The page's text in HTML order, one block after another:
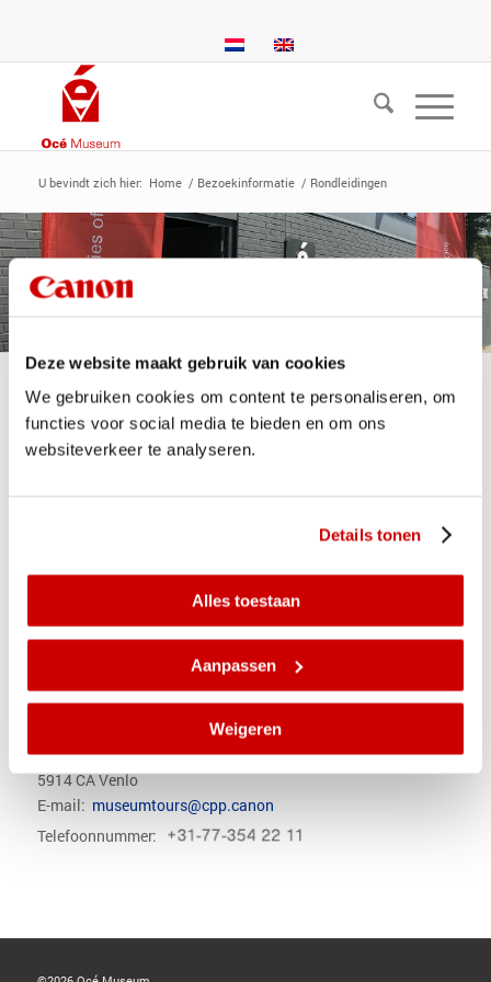
Deze website maakt gebruik van cookies
We gebruiken cookies om content te personaliseren, om
functies voor social media te bieden en om ons
websiteverkeer te analyseren.
Details tonen
Alles toestaan
Aanpassen
Weigeren
U bevindt zich hier: Home / Bezoekinformatie / Rondleidingen
Rondleiding in het Océ Museum
Tijdens de landelijke Museumdag hoeft er geen afspraak
Nadere informatie hieromtrent kan worden ingewonnen bij
Het adres van het Océ Museum:
St.Urbanusweg 17 (poort 35)
5914 CA Venlo
E-mail: museumtours@cpp.canon
Telefoonnummer: